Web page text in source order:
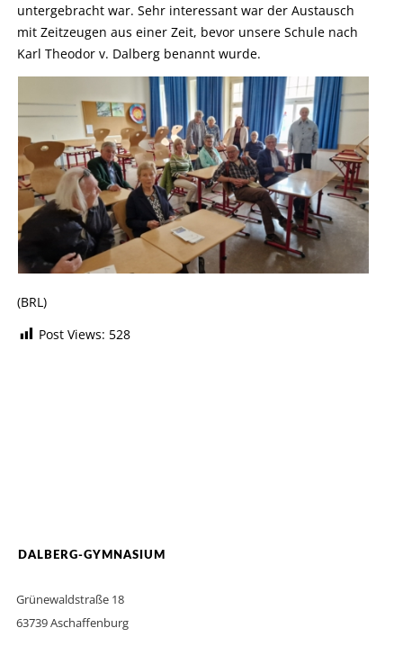
untergebracht war. Sehr interessant war der Austausch
mit Zeitzeugen aus einer Zeit, bevor unsere Schule nach
Karl Theodor v. Dalberg benannt wurde.
(BRL)
Post Views: 528
DALBERG-GYMNASIUM
Grünewaldstraße 18
63739 Aschaffenburg